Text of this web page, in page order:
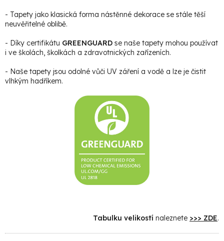
- Tapety jako klasická forma nástěnné dekorace se stále těší
neuvěřitelné oblibě.
- Díky certifikátu GREENGUARD se naše tapety mohou používat
i ve školách, školkách a zdravotnických zařízeních.
- Naše tapety jsou odolné vůči UV záření a vodě a lze je čistit
vlhkým hadříkem.
Tabulku velikostí naleznete >>> ZDE.